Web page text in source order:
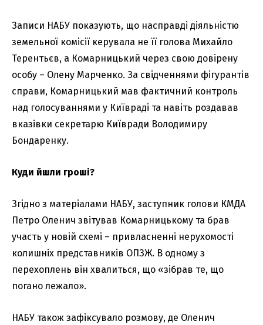
Записи НАБУ показують, що насправді діяльністю
земельної комісії керувала не її голова Михайло
Терентьєв, а Комарницький через свою довірену
особу – Олену Марченко. За свідченнями фігурантів
справи, Комарницький мав фактичний контроль
над голосуваннями у Київраді та навіть роздавав
вказівки секретарю Київради Володимиру
Бондаренку.
Куди йшли гроші?
Згідно з матеріалами НАБУ, заступник голови КМДА
Петро Оленич звітував Комарницькому та брав
участь у новій схемі – привласненні нерухомості
колишніх представників ОПЗЖ. В одному з
перехоплень він хвалиться, що «зібрав те, що
погано лежало».
НАБУ також зафіксувало розмову, де Оленич